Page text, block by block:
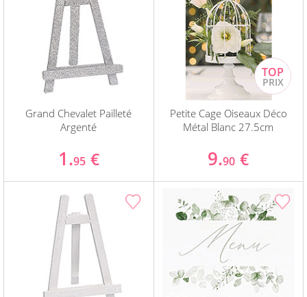
Grand Chevalet Pailleté
Argenté
1.95 €
Petite Cage Oiseaux Déco
Métal Blanc 27.5cm
9.90 €